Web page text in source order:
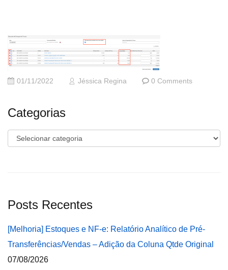
01/11/2022 Jéssica Regina 0 Comments
Categorias
Categorias
Posts Recentes
[Melhoria] Estoques e NF-e: Relatório Analítico de Pré-
Transferências/Vendas – Adição da Coluna Qtde Original
07/08/2026